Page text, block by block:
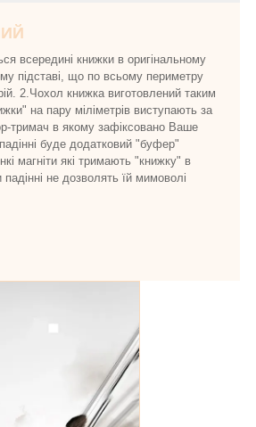
всередині книжки в оригінальному
підставі, що по всьому периметру
2.Чохол книжка виготовлений таким
на пару міліметрів виступають за
тримач в якому зафіксовано Ваше
буде додатковий "буфер"
магніти які тримають "книжку" в
падінні не дозволять їй мимоволі